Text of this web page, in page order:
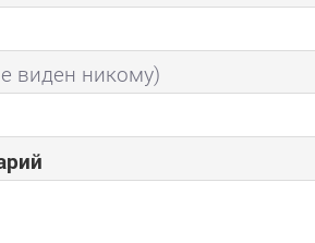
виден никому)